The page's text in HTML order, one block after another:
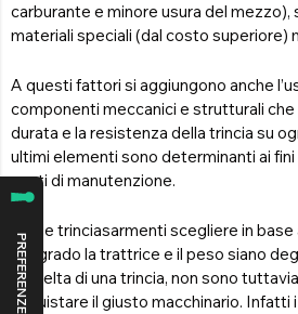
carburante e minore usura del
materiali speciali (dal costo superiore)
A questi fattori si aggiungono anche
componenti meccanici e strutturali che
durata e la resistenza della trincia su
ultimi elementi sono determinanti ai fini
costi di manutenzione.
Quale trinciasarmenti scegliere in
Malgrado la trattrice e il peso siano
la scelta di una trincia, non sono
acquistare il giusto macchinario. Infatti